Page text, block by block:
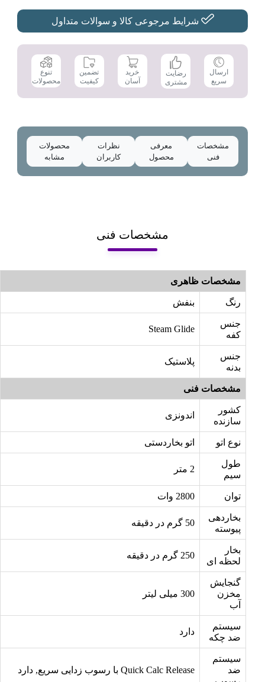
عدد
شرایط مرجوعی کالا و سوالات متداول
ارسال
سریع
رضایت
مشتری
خرید
آسان
تضمین
کیفیت
تنوع
محصولات
مشخصات
فنی
معرفی
محصول
نظرات
کاربران
محصولات
مشابه
مشخصات فنی
مشخصات ظاهری
رنگ بنفش
جنس
کفه
Steam Glide
جنس
بدنه
پلاستیک
مشخصات فنی
کشور
سازنده
اندونزی
نوع اتو اتو بخاردستی
طول
سیم
توان 2800 وات
بخاردهی
پیوسته
50 گرم در دقیقه
بخار
لحظه ای
250 گرم در دقیقه
گنجایش
مخزن
آب
300 میلی لیتر
سیستم
ضد چکه
دارد
سیستم
ضد
Quick Calc Release با رسوب زدایی سریع, دارد